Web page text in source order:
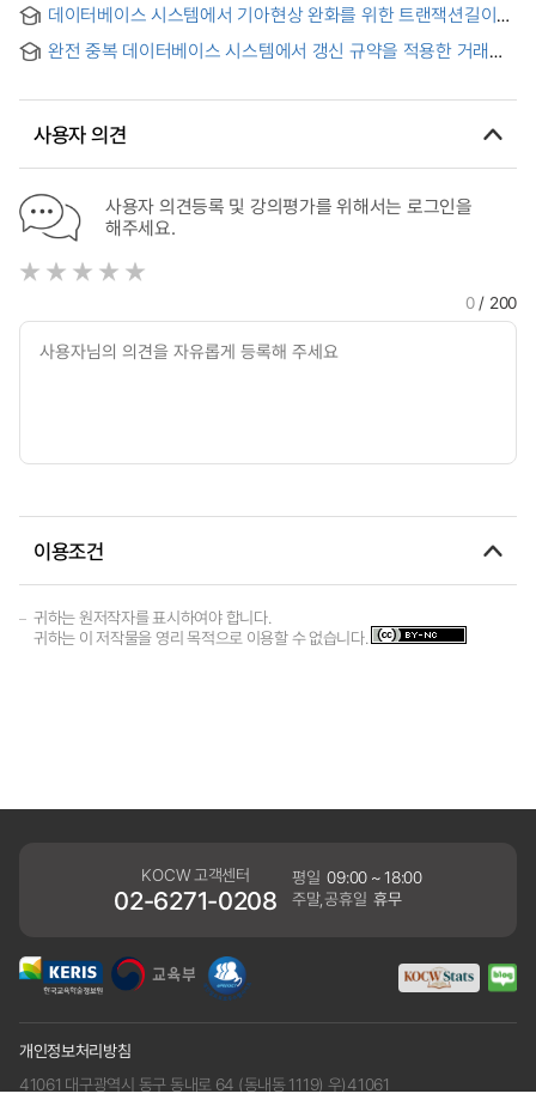
Query Optimizer of Relational Database System
데이터베이스 시스템에서 기아현상 완화를 위한 트랜잭션길이
완전 중복 데이터베이스 시스템에서 갱신 규약을 적용한 거래
사용자 의견
사용자 의견등록 및 강의평가를 위해서는 로그인을
해주세요.
0/ 200
이용조건
귀하는 원저작자를 표시하여야 합니다.
귀하는 이 저작물을 영리 목적으로 이용할 수 없습니다.
KOCW 고객센터
02-6271-0208
평일 09:00 ~ 18:00
주말,공휴일 휴무
개인정보처리방침
41061 대구광역시 동구 동내로 64 (동내동 1119) 우)41061